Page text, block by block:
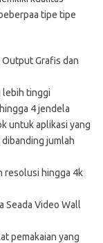
tipe tipe
Grafis dan
lebih tinggi
4 jendela
untuk aplikasi yang
jumlah
resolusi hingga 4k
Seada Video Wall
pemakaian yang